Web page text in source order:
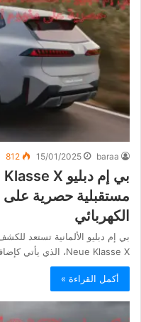
baraa
15/01/2025
812
مستقبلية حصرية على
الكهربائي
Neue Klasse X، الذي يأتي كإضافة مبتكرة إلى سلسلة…
أكمل القراءة »